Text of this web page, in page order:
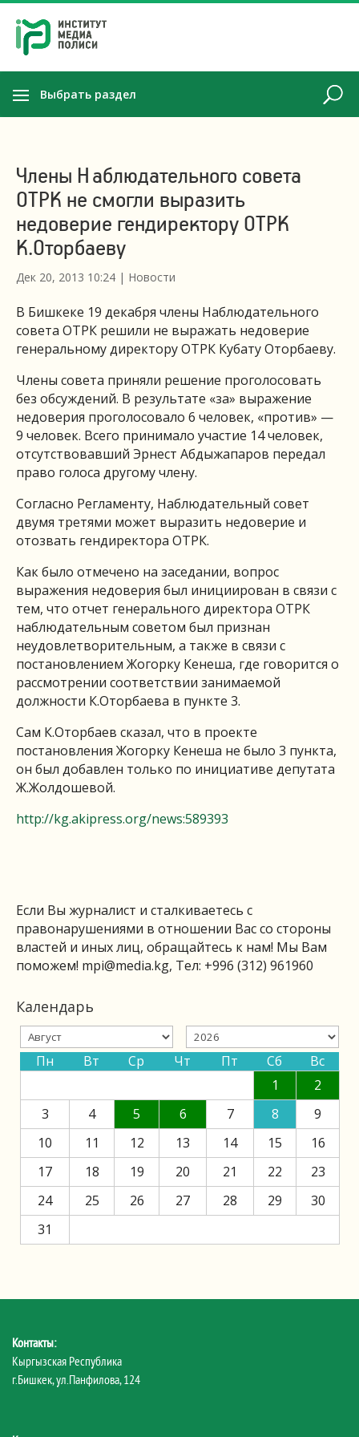
Выбрать раздел
Члены Наблюдательного совета
ОТРК не смогли выразить
недоверие гендиректору ОТРК
К.Оторбаеву
Дек 20, 2013 10:24 | Новости
В Бишкеке 19 декабря члены Наблюдательного
совета ОТРК решили не выражать недоверие
генеральному директору ОТРК Кубату Оторбаеву.
Члены совета приняли решение проголосовать
без обсуждений. В результате «за» выражение
недоверия проголосовало 6 человек, «против» —
9 человек. Всего принимало участие 14 человек,
отсутствовавший Эрнест Абдыжапаров передал
право голоса другому члену.
Согласно Регламенту, Наблюдательный совет
двумя третями может выразить недоверие и
отозвать гендиректора ОТРК.
Как было отмечено на заседании, вопрос
выражения недоверия был инициирован в связи с
тем, что отчет генерального директора ОТРК
наблюдательным советом был признан
неудовлетворительным, а также в связи с
постановлением Жогорку Кенеша, где говорится о
рассмотрении соответствии занимаемой
должности К.Оторбаева в пункте 3.
Сам К.Оторбаев сказал, что в проекте
постановления Жогорку Кенеша не было 3 пункта,
он был добавлен только по инициативе депутата
Ж.Жолдошевой.
http://kg.akipress.org/news:589393
Если Вы журналист и сталкиваетесь с
правонарушениями в отношении Вас со стороны
властей и иных лиц, обращайтесь к нам! Мы Вам
поможем! mpi@media.kg, Тел: +996 (312) 961960
Календарь
Пн Вт Ср Чт Пт Сб
Вс
1
2
3
4 5 6 7 8
9
10
11 12 13 14 15
16
17
18 19 20 21 22
23
24
25 26 27 28 29
30
31
Контакты:
Кыргызская Республика
г.Бишкек, ул.Панфилова, 124